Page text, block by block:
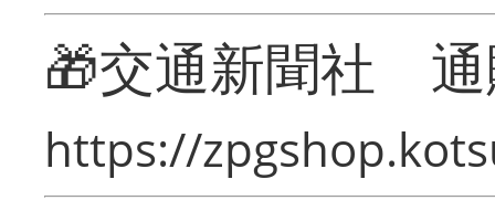
🎁交通新聞社
https://